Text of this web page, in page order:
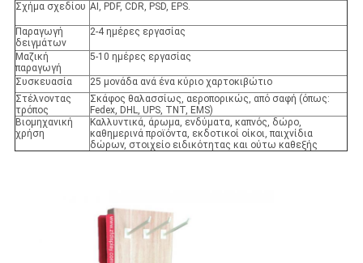
Σχήμα σχεδίου AI, PDF, CDR, PSD, EPS.
Παραγωγή
δειγμάτων
2-4 ημέρες εργασίας
Μαζική
παραγωγή
5-10 ημέρες εργασίας
Συσκευασία
25 μονάδα ανά ένα κύριο χαρτοκιβώτιο
Στέλνοντας
τρόπος
Σκάφος θαλασσίως, αεροπορικώς, από σαφή (όπως:
Fedex, DHL, UPS, TNT, EMS)
Βιομηχανική
χρήση
Καλλυντικά, άρωμα, ενδύματα, καπνός, δώρο,
καθημερινά προϊόντα, εκδοτικοί οίκοι, παιχνίδια
δώρων, στοιχείο ειδικότητας και ούτω καθεξής